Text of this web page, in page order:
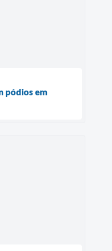
pódios em